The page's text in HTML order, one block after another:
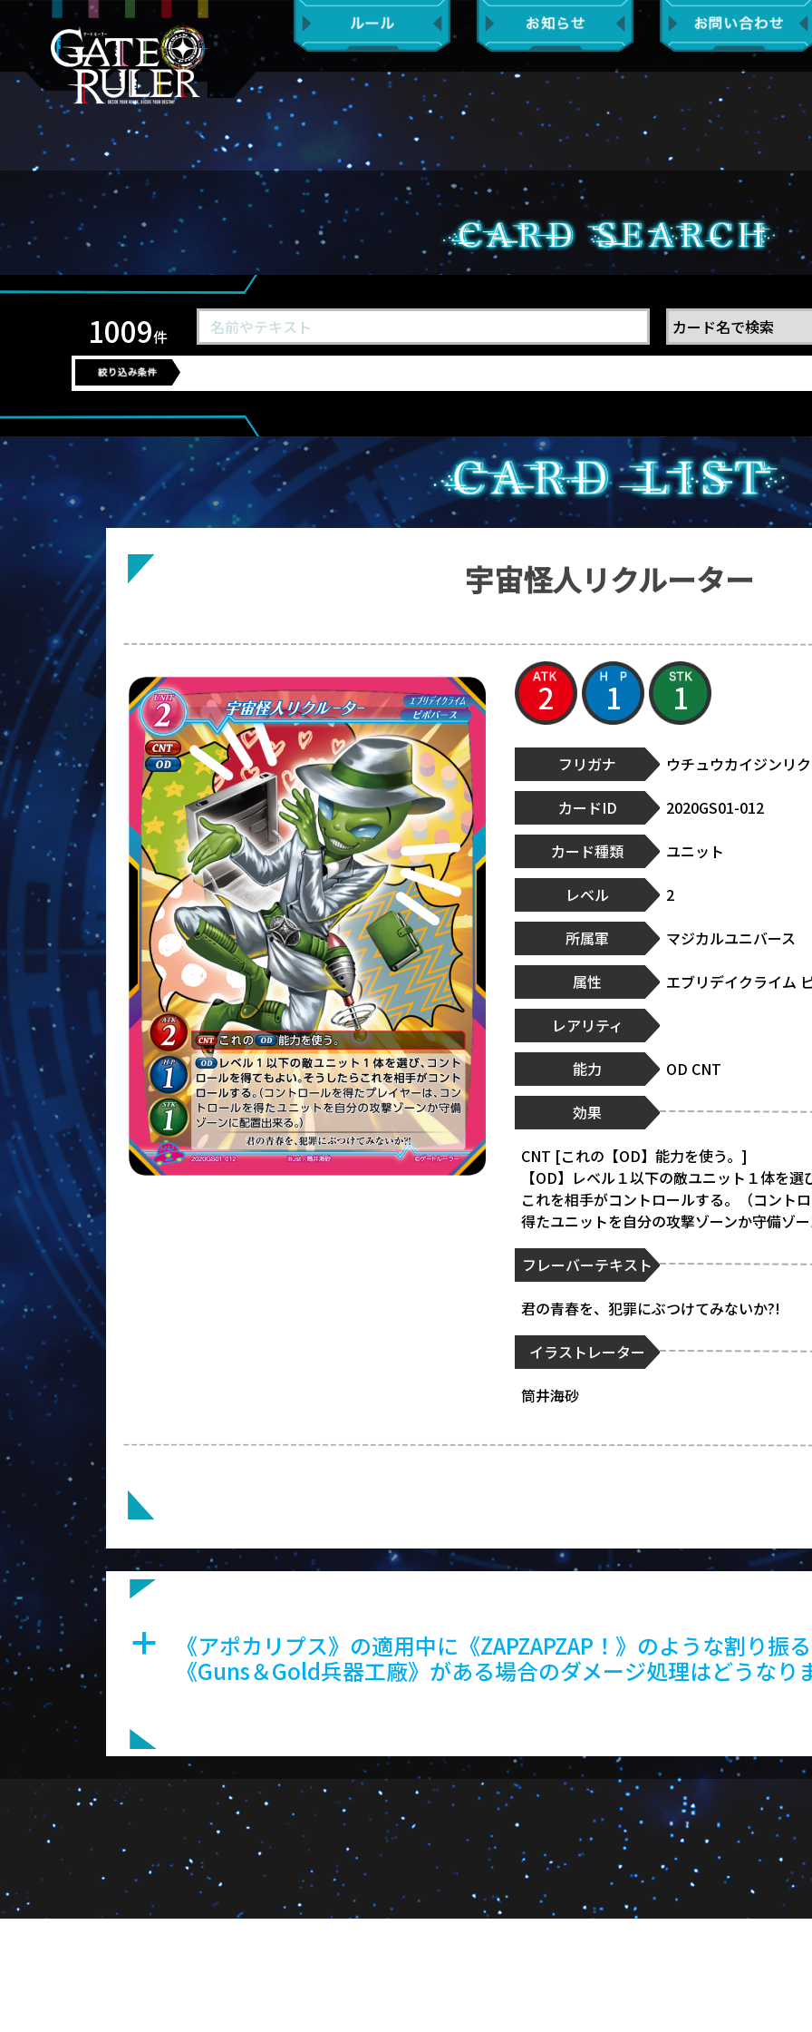
1009件
宇宙怪人リクルーター
2 1 1
フリガナ
ウチュウカイジンリ
カードID
2020GS01-012
カード種類
ユニット
レベル
2
所属軍
マジカルユニバース
属性
エブリデイクライム
レアリティ
能力
OD CNT
効果
CNT [これの【OD】能力を使う。]
【OD】レベル１以下の敵ユニット１体を
これを相手がコントロールする。（コント
得たユニットを自分の攻撃ゾーンか守備ゾ
フレーバーテキスト
君の青春を、犯罪にぶつけてみないか?!
イラストレーター
筒井海砂
Guns＆Gold兵器工廠
a
《アポカリプス》の適用中に《ZAPZAPZAP！》のような割り振
《Guns＆Gold兵器工廠》がある場合のダメージ処理はどうなり